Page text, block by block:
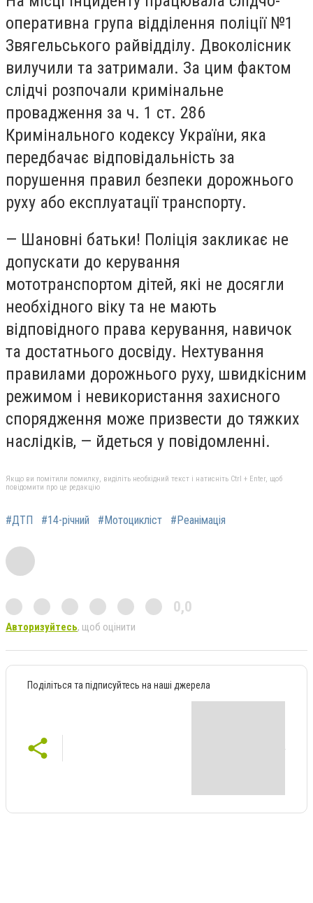
оперативна група відділення поліції №1
Звягельського райвідділу. Двоколісник
вилучили та затримали. За цим фактом
слідчі розпочали кримінальне
провадження за ч. 1 ст. 286
Кримінального кодексу України, яка
передбачає відповідальність за
порушення правил безпеки дорожнього
руху або експлуатації транспорту.
— Шановні батьки! Поліція закликає не
допускати до керування
мототранспортом дітей, які не досягли
необхідного віку та не мають
відповідного права керування, навичок
та достатнього досвіду. Нехтування
правилами дорожнього руху, швидкісним
режимом і невикористання захисного
спорядження може призвести до тяжких
наслідків, — йдеться у повідомленні.
Якщо ви помітили помилку, виділіть необхідний текст і натисніть Ctrl + Enter, щоб
повідомити про це редакцію
#ДТП #14-річний #Мотоцикліст #Реанімація
0,0
Авторизуйтесь, щоб оцінити
Поділіться та підписуйтесь на наші джерела